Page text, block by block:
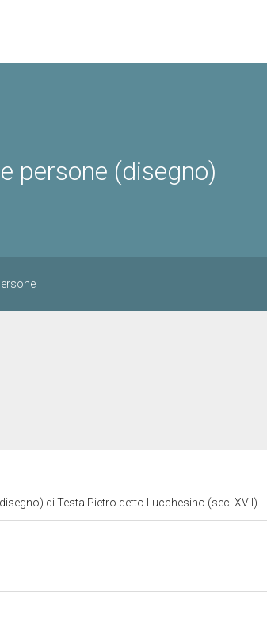
persone (disegno)
di Testa Pietro detto Lucchesino (sec. XVII)